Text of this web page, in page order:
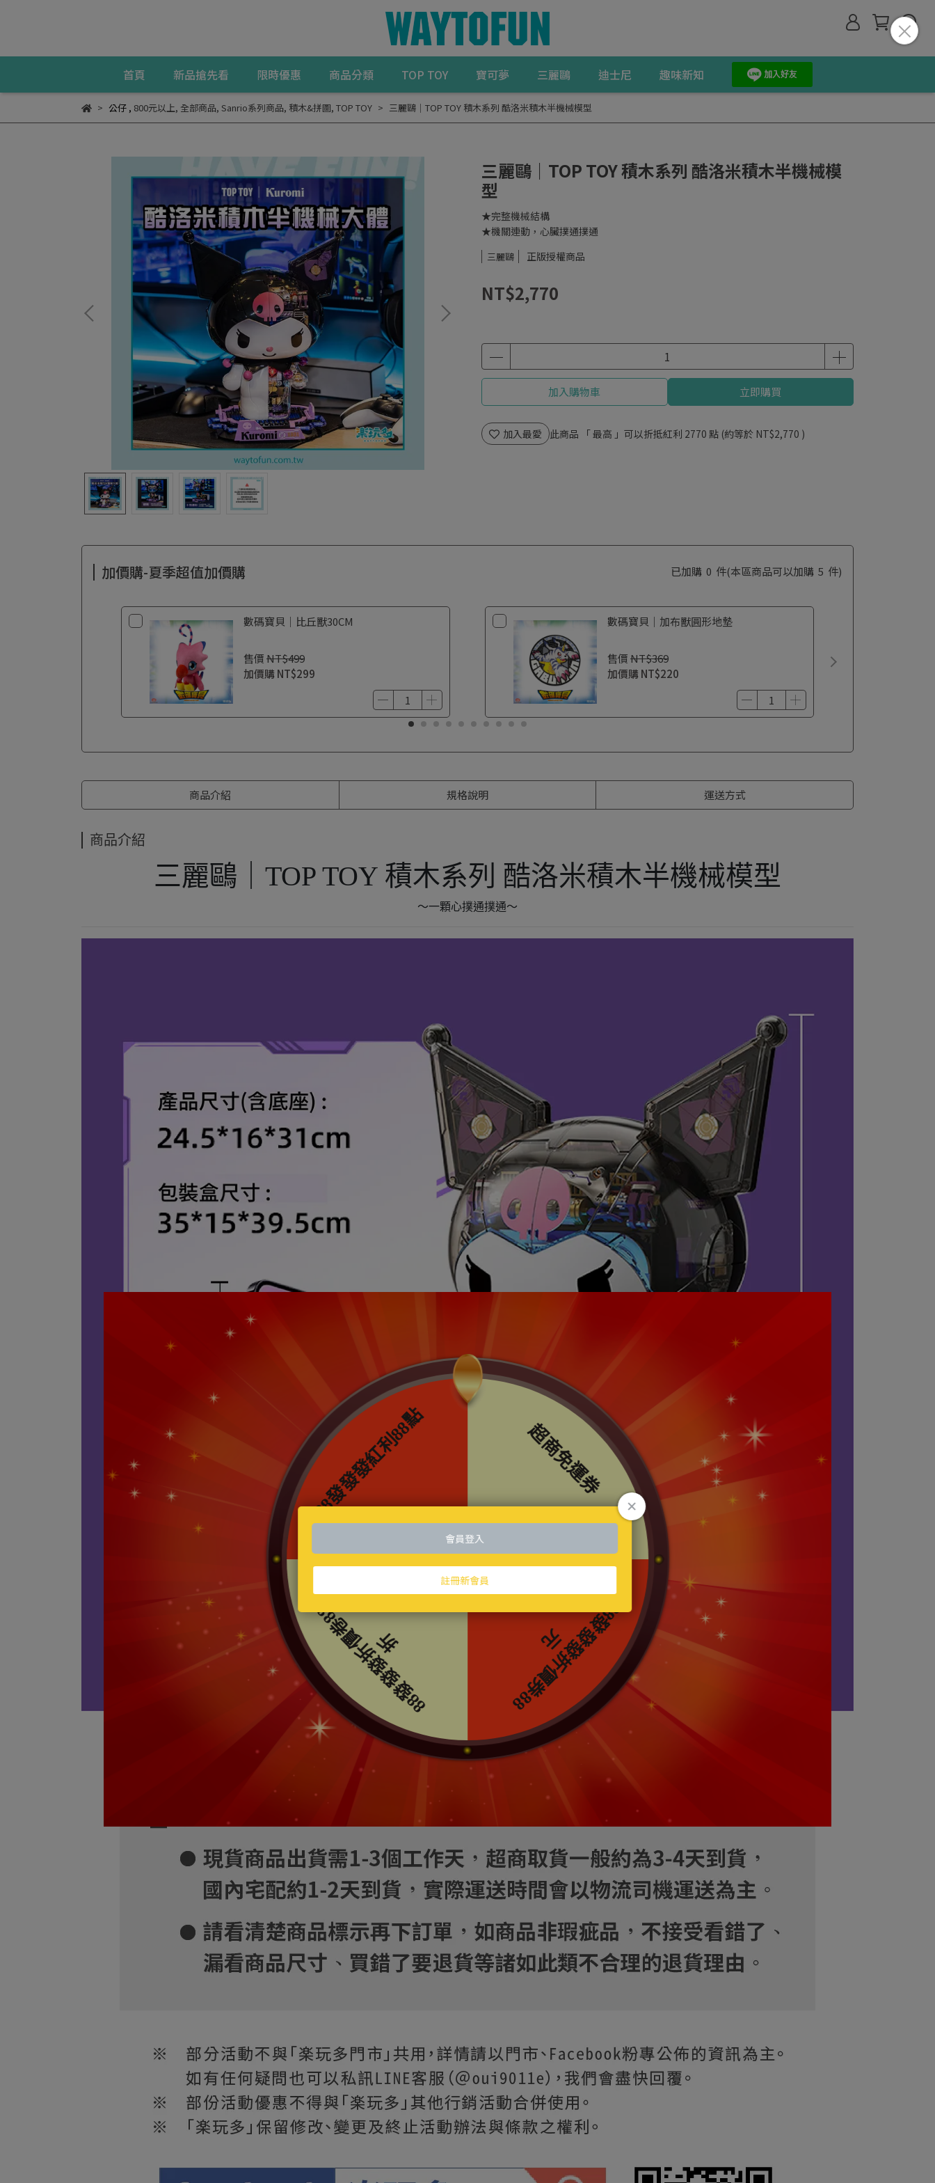
首頁 新品搶先看 限時優惠 商品分類 TOP TOY 寶可夢 三麗鷗 迪士尼 趣味新知
公仔, 800元以上, 全部商品, Sanrio系列商品, 積木&拼圖, TOP TOY 三麗鷗｜TOP TOY 積木系列 酷洛米積木半機械模型
三麗鷗｜TOP TOY 積木系列 酷洛米積木半機械模
型
★完整機械結構
★機關連動，心臟撲通撲通
三麗鷗 正版授權商品
NT$2,770
加入購物車 立即購買
加入最愛 此商品 「 最高 」可以折抵紅利 2770 點 (約等於 NT$2,770 )
加價購-夏季超值加價購 已加購 0 件(本區商品可以加購 5 件)
數碼寶貝｜比丘獸30CM
售價NT$499
加價購 NT$299
數碼寶貝｜加布獸圓形地墊
售價NT$369
加價購 NT$220
商品介紹 規格說明 運送方式
商品介紹
三麗鷗｜TOP TOY 積木系列 酷洛米積木半機械模型
～一顆心撲通撲通～